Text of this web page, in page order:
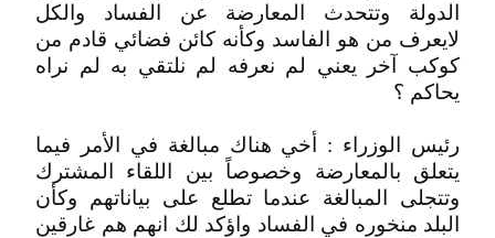
الدولة وتتحدث المعارضة عن الفساد والكل
لايعرف من هو الفاسد وكأنه كائن فضائي قادم من
كوكب آخر يعني لم نعرفه لم نلتقي به لم نراه
يحاكم ؟
رئيس الوزراء : أخي هناك مبالغة في الأمر فيما
يتعلق بالمعارضة وخصوصاً بين اللقاء المشترك
وتتجلى المبالغة عندما تطلع على بياناتهم وكأن
البلد منخوره في الفساد واؤكد لك انهم هم غارقين